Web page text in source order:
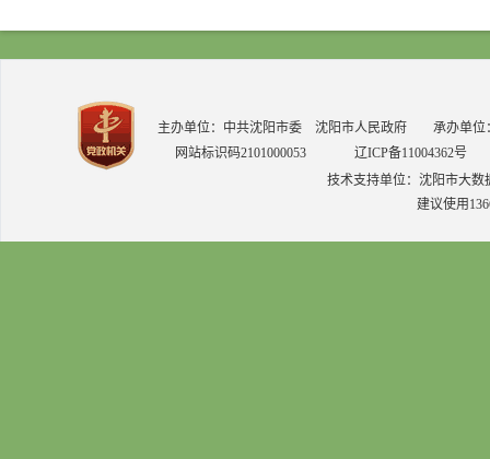
主办单位：中共沈阳市委 沈阳市人民政府 承办单位
网站标识码2101000053
辽ICP备11004362号
技术支持单位：沈阳市大
建议使用